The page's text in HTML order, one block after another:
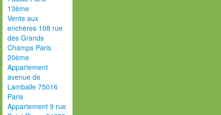
13ème
Vente aux
enchères 108 rue
des Grands
Champs Paris
20ème
Appartement
avenue de
Lamballe 75016
Paris
Appartement 9 rue